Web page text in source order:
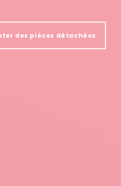
des pièces détachées